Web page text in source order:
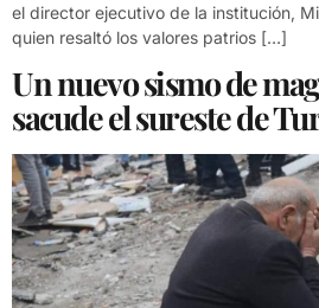
el director ejecutivo de la institución,
quien resaltó los valores patrios […]
Un nuevo sismo de
sacude el sureste de